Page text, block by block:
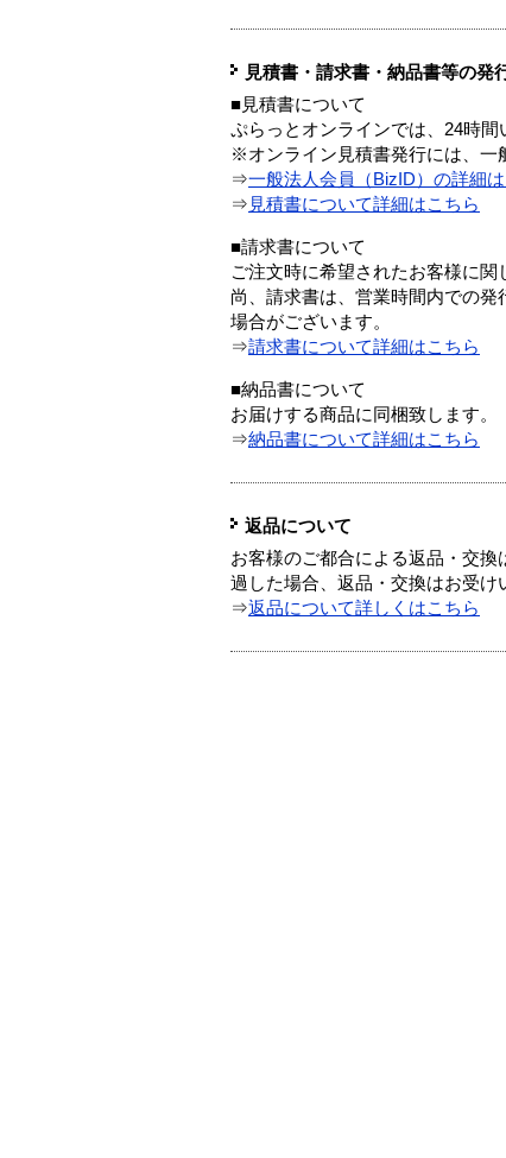
見積書・請求書・納品書等の発
■見積書について
ぷらっとオンラインでは、24時間
※オンライン見積書発行には、一
⇒一般法人会員（BizID）の詳細
⇒ 見積書について詳細はこちら
■請求書について
ご注文時に希望されたお客様に関
尚、請求書は、営業時間内での
場合がございます。
⇒請求書について詳細はこちら
■納品書について
お届けする商品に同梱致します。
⇒納品書について詳細はこちら
返品について
お客様のご都合による返品・交
過した場合、返品・交換はお受け
⇒返品について詳しくはこちら